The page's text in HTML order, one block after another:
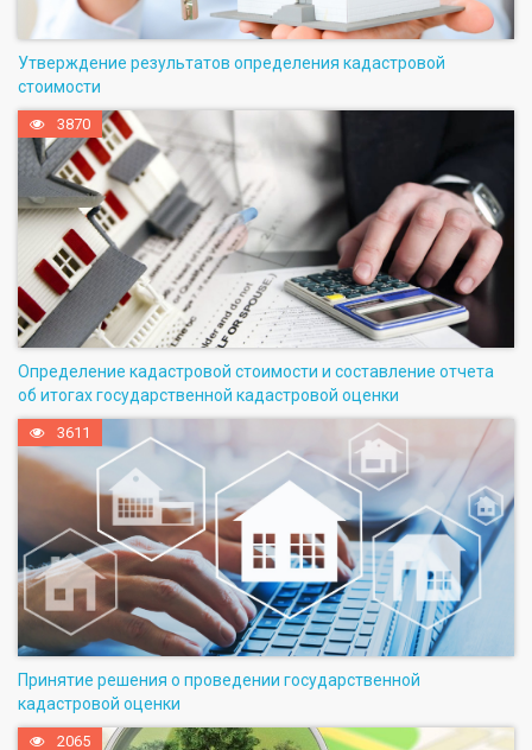
Утверждение результатов определения кадастровой
стоимости
3870
Определение кадастровой стоимости и составление отчета
об итогах государственной кадастровой оценки
3611
Принятие решения о проведении государственной
кадастровой оценки
2065